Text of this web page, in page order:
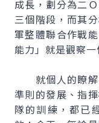
成長，劃分為二
三個階段，而其
軍整體聯合作戰
能力」就是觀察
就個人的瞭解
準則的發展、指
隊的訓練，都已